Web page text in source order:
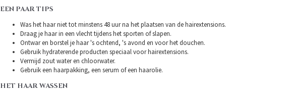
EEN PAAR TIPS
Was het haar niet tot minstens 48 uur na het plaatsen van de hairextensions.
Draag je haar in een vlecht tijdens het sporten of slapen.
Ontwar en borstel je haar 's ochtend, 's avond en voor het douchen.
Gebruik hydraterende producten speciaal voor hairextensions.
Vermijd zout water en chloorwater.
Gebruik een haarpakking, een serum of een haarolie.
HET HAAR WASSEN